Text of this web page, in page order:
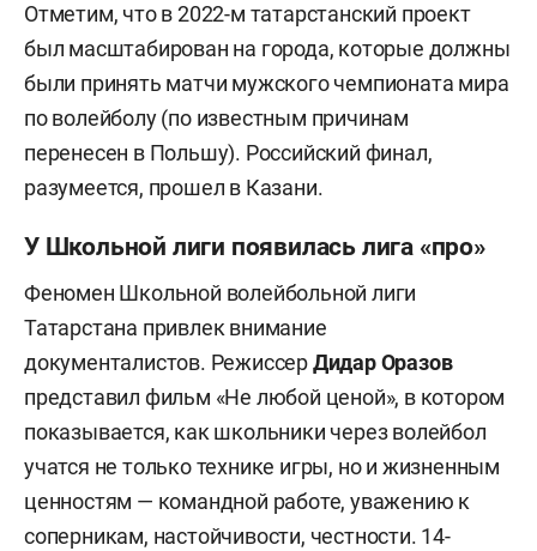
Отметим, что в 2022-м татарстанский проект
был масштабирован на города, которые должны
были принять матчи мужского чемпионата мира
по волейболу (по известным причинам
перенесен в Польшу). Российский финал,
разумеется, прошел в Казани.
У Школьной лиги появилась лига «про»
Феномен Школьной волейбольной лиги
Татарстана привлек внимание
документалистов. РежиссерДидарОразов
представил фильм «Не любой ценой», в котором
показывается, как школьники через волейбол
учатся не только технике игры, но и жизненным
ценностям — командной работе, уважению к
соперникам, настойчивости, честности. 14-